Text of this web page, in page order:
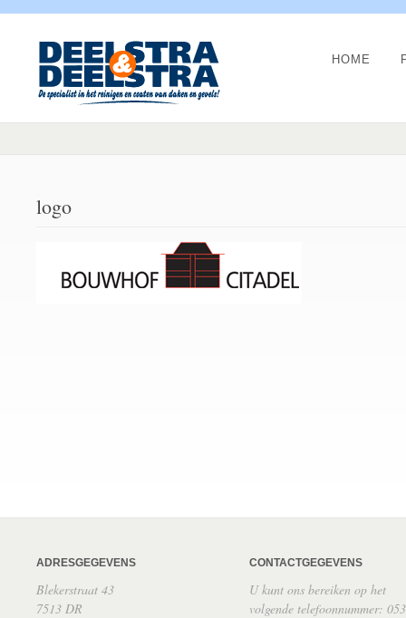
HOME
logo
ADRESGEGEVENS
Blekerstraat 43
7513 DR
CONTACTGEGEVENS
U kunt ons bereiken op het
volgende telefoonnummer: